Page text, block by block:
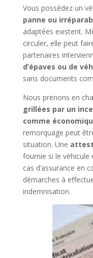
Vous possédez un
panne ou
adaptées existent.
circuler, elle peut
partenaires
d’épaves ou de
sans documents
Nous prenons en
grillées par un
comme
remorquage peut
situation. Une
fournie si le véhicule
cas d’assurance en
démarches à
indemnisation.